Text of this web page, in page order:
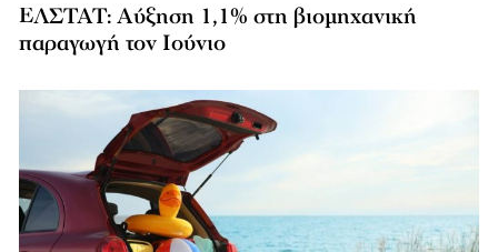
ΕΛΣΤΑΤ: Αύξηση 1,1% στη βιομηχανική
παραγωγή τον Ιούνιο